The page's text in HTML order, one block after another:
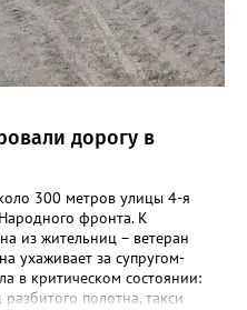
дорогу в
300 метров улицы 4-я
фронта. К
из жительниц – ветеран
ухаживает за супругом-
в критическом состоянии:
полотна, такси